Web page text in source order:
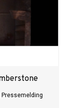
Vault-låter,
som aldri
Ed
Det britiske
EPen The
Pressemelding